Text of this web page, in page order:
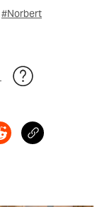
#Norbert